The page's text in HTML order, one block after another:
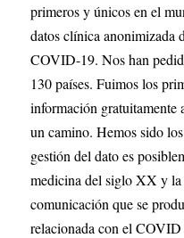
primeros y únicos en el
datos clínica anonimizada
COVID-19. Nos han
130 países. Fuimos los
información
un camino. Hemos sido
gestión del dato es
medicina del siglo XX y
comunicación que se
relacionada con el